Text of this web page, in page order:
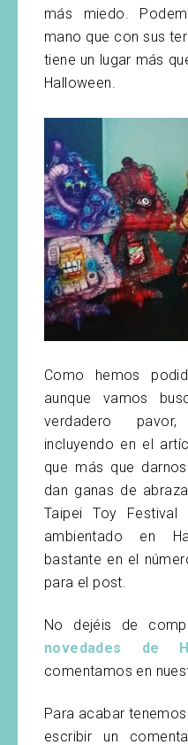
más miedo.
mano que con sus
tiene un lugar más
Halloween.
Como hemos
aunque vamos
verdadero
incluyendo en el
que más que
dan ganas de
Taipei Toy
ambientado en
bastante en el
para el post.
No dejéis de
novedades de
comentamos en
Para acabar
escribir un